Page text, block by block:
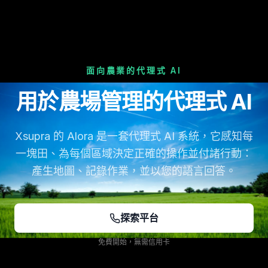
面向農業的代理式 AI
用於農場管理的代理式 AI
Xsupra 的 Alora 是一套代理式 AI 系統，它感知每
一塊田、為每個區域決定正確的操作並付諸行動：
產生地圖、記錄作業，並以您的語言回答。
探索平台
免費開始，無需信用卡